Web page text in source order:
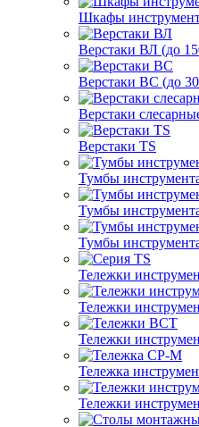
Шкафы
Верстаки ВЛ (до
Верстаки ВС (до
Верстаки
Верстаки TS
Тумбы
Тумбы
Тумбы
Тележки
Тележки
Тележки
Тележка
Тележки